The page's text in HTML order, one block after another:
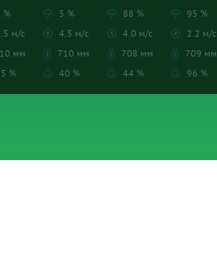
%
м/с
мм
%
5 %
4.5 м/с
710 мм
40 %
88 %
4.0 м/с
708 мм
44 %
95 %
2.2 м/с
709 мм
96 %